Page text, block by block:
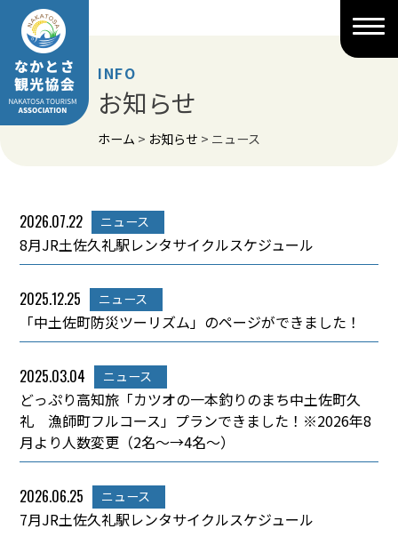
Skip
content
INFO
お知らせ
ホーム > お知らせ > ニュース
2026.07.22 ニュース
8月JR土佐久礼駅レンタサイクルスケジュール
2025.12.25 ニュース
「中土佐町防災ツーリズム」のページができました！
2025.03.04 ニュース
どっぷり高知旅「カツオの一本釣りのまち中土佐町久
礼 漁師町フルコース」プランできました！※2026年8
月より人数変更（2名～→4名～）
2026.06.25 ニュース
7月JR土佐久礼駅レンタサイクルスケジュール